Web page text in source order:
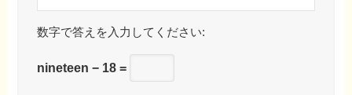
数字で答えを入力してください:
nineteen − 18 =